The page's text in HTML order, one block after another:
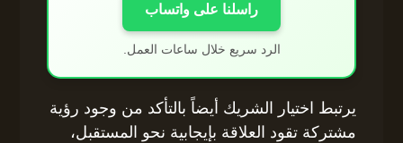
راسلنا على واتساب
الرد سريع خلال ساعات العمل.
يرتبط اختيار الشريك أيضاً بالتأكد من وجود رؤية
مشتركة تقود العلاقة بإيجابية نحو المستقبل،